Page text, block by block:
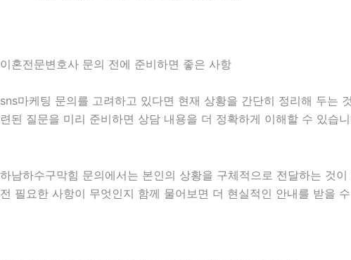
이혼전문변호사 문의 전에 준비하면 좋은 사항
sns마케팅 문의를 고려하고 있다면 현재 상황을 간단히 정리해 두
련된 질문을 미리 준비하면 상담 내용을 더 정확하게 이해할 수 있습
하남하수구막힘 문의에서는 본인의 상황을 구체적으로 전달하는 것
전 필요한 사항이 무엇인지 함께 물어보면 더 현실적인 안내를 받을